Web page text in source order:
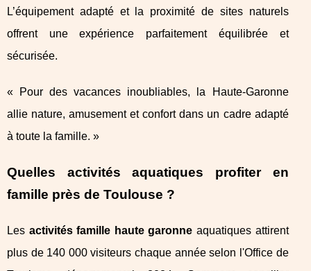
L’équipement adapté et la proximité de sites naturels
offrent une expérience parfaitement équilibrée et
sécurisée.
« Pour des vacances inoubliables, la Haute-Garonne
allie nature, amusement et confort dans un cadre adapté
à toute la famille. »
Quelles activités aquatiques profiter en
famille près de Toulouse ?
Les activités famille haute garonne aquatiques attirent
plus de 140 000 visiteurs chaque année selon l'Office de